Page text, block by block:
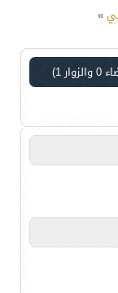
»
1)